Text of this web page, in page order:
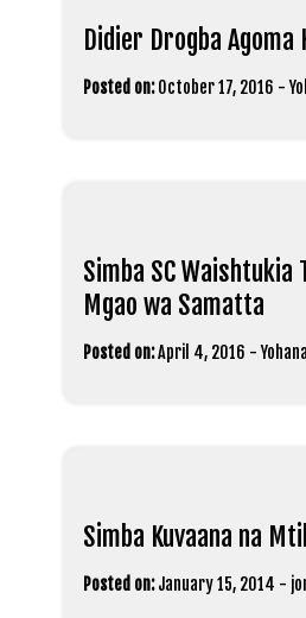
Didier Drogba Agoma
Posted on: October 17, 2016 -
Simba SC Waishtukia
Mgao wa Samatta
Posted on:April 4, 2016 -
Simba Kuvaana na
Posted on: January 15, 2014 -